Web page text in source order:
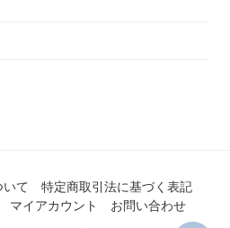
いて
特定商取引法に基づく表記
マイアカウント
お問い合わせ